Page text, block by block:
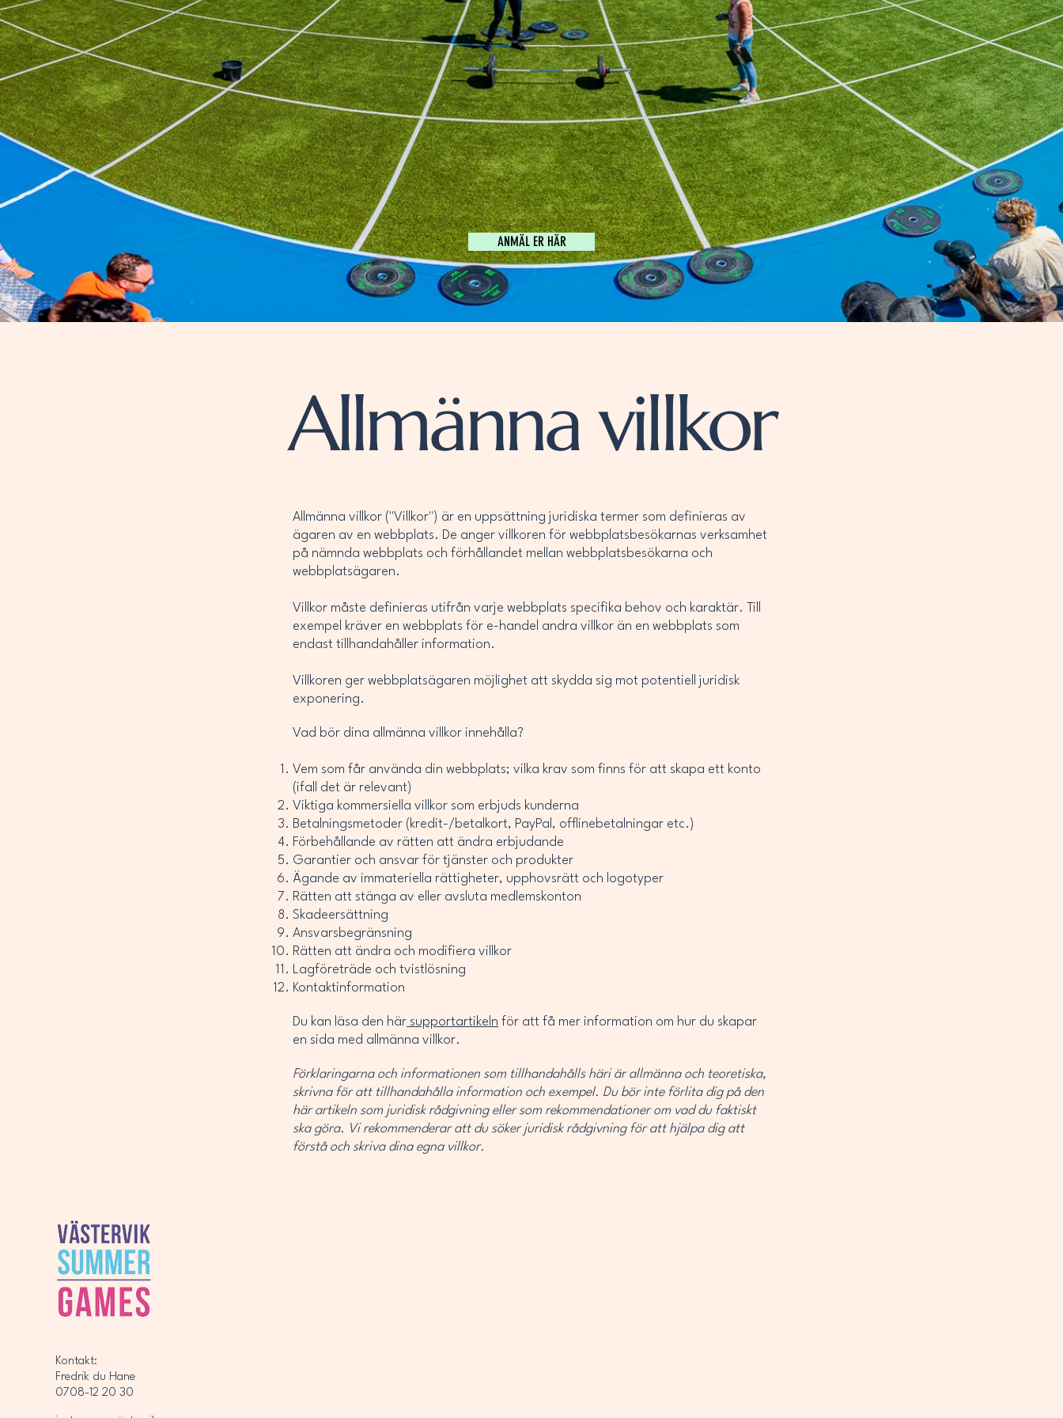
ANMÄL ER HÄR
Allmänna villkor
Allmänna villkor ("Villkor") är en uppsättning juridiska termer som definieras av
ägaren av en webbplats. De anger villkoren för webbplatsbesökarnas verksamhet
på nämnda webbplats och förhållandet mellan webbplatsbesökarna och
webbplatsägaren.
Villkor måste definieras utifrån varje webbplats specifika behov och karaktär. Till
exempel kräver en webbplats för e-handel andra villkor än en webbplats som
endast tillhandahåller information.
Villkoren ger webbplatsägaren möjlighet att skydda sig mot potentiell juridisk
exponering.
Vad bör dina allmänna villkor innehålla?
Vem som får använda din webbplats; vilka krav som finns för att skapa ett konto
(ifall det är relevant)
Viktiga kommersiella villkor som erbjuds kunderna
Betalningsmetoder (kredit-/betalkort, PayPal, offlinebetalningar etc.)
Förbehållande av rätten att ändra erbjudande
Garantier och ansvar för tjänster och produkter
Ägande av immateriella rättigheter, upphovsrätt och logotyper
Rätten att stänga av eller avsluta medlemskonton
Skadeersättning
Ansvarsbegränsning
Rätten att ändra och modifiera villkor
Lagföreträde och tvistlösning
Kontaktinformation
Du kan läsa den här supportartikeln för att få mer information om hur du skapar
en sida med allmänna villkor.
Förklaringarna och informationen som tillhandahålls häri är allmänna och teoretiska,
skrivna för att tillhandahålla information och exempel. Du bör inte förlita dig på den
här artikeln som juridisk rådgivning eller som rekommendationer om vad du faktiskt
ska göra. Vi rekommenderar att du söker juridisk rådgivning för att hjälpa dig att
förstå och skriva dina egna villkor.
Kontakt:
Fredrik du Hane
0708-12 20 30